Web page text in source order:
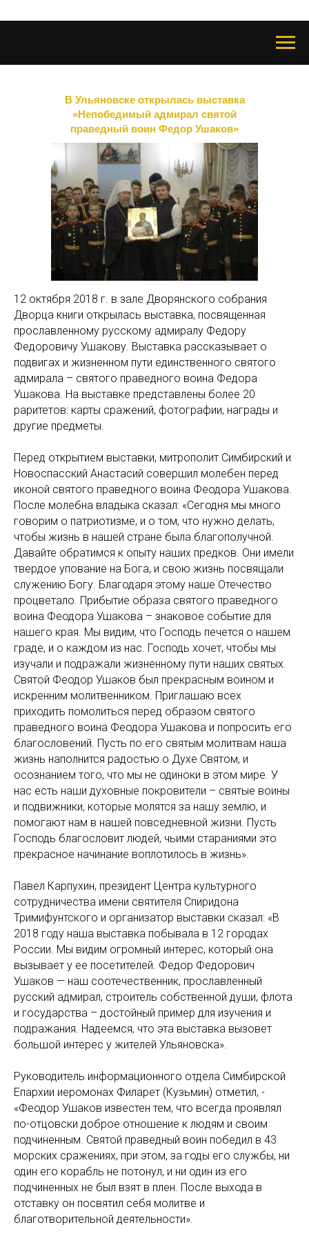
В Ульяновске открылась выставка
«Непобедимый адмирал святой
праведный воин Федор Ушаков»
12 октября 2018 г. в зале Дворянского собрания
Дворца книги открылась выставка, посвященная
прославленному русскому адмиралу Федору
Федоровичу Ушакову. Выставка рассказывает о
подвигах и жизненном пути единственного святого
адмирала – святого праведного воина Федора
Ушакова. На выставке представлены более 20
раритетов: карты сражений, фотографии, награды и
другие предметы.
Перед открытием выставки, митрополит Симбирский и
Новоспасский Анастасий совершил молебен перед
иконой святого праведного воина Феодора Ушакова.
После молебна владыка сказал: «Сегодня мы много
говорим о патриотизме, и о том, что нужно делать,
чтобы жизнь в нашей стране была благополучной.
Давайте обратимся к опыту наших предков. Они имели
твердое упование на Бога, и свою жизнь посвящали
служению Богу. Благодаря этому наше Отечество
процветало. Прибытие образа святого праведного
воина Феодора Ушакова – знаковое событие для
нашего края. Мы видим, что Господь печется о нашем
граде, и о каждом из нас. Господь хочет, чтобы мы
изучали и подражали жизненному пути наших святых.
Святой Феодор Ушаков был прекрасным воином и
искренним молитвенником. Приглашаю всех
приходить помолиться перед образом святого
праведного воина Феодора Ушакова и попросить его
благословений. Пусть по его святым молитвам наша
жизнь наполнится радостью о Духе Святом, и
осознанием того, что мы не одиноки в этом мире. У
нас есть наши духовные покровители – святые воины
и подвижники, которые молятся за нашу землю, и
помогают нам в нашей повседневной жизни. Пусть
Господь благословит людей, чьими стараниями это
прекрасное начинание воплотилось в жизнь».
Павел Карпухин, президент Центра культурного
сотрудничества имени святителя Спиридона
Тримифунтского и организатор выставки сказал: «В
2018 году наша выставка побывала в 12 городах
России. Мы видим огромный интерес, который она
вызывает у ее посетителей. Федор Федорович
Ушаков — наш соотечественник, прославленный
русский адмирал, строитель собственной души, флота
и государства – достойный пример для изучения и
подражания. Надеемся, что эта выставка вызовет
большой интерес у жителей Ульяновска».
Руководитель информационного отдела Симбирской
Епархии иеромонах Филарет (Кузьмин) отметил, -
«Феодор Ушаков известен тем, что всегда проявлял
по-отцовски доброе отношение к людям и своим
подчиненным. Святой праведный воин победил в 43
морских сражениях, при этом, за годы его службы, ни
один его корабль не потонул, и ни один из его
подчиненных не был взят в плен. После выхода в
отставку он посвятил себя молитве и
благотворительной деятельности».